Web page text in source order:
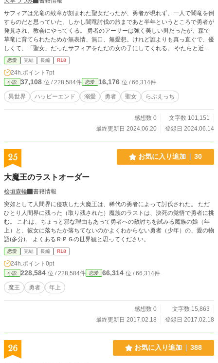
サフィアは光竜の紋章が刻まれた聖女だったが、勇者が現れず、一人で闇竜を倒
すものだと思っていた。しかし闇竜討伐の旅まであと半年というところで勇者が
発見され、教会にやってくる。 勇者のアーサーは強く美しい男だったが、森で
草竜に育てられたためか無表情、無口、無愛想。けれど誰よりも真っ直ぐで、優
しくて、「聖女」だったサフィアをただの女の子にしてくれる。 やたらと近く
スキンシップの激しいアーサーにどぎまぎしながらも、サフィアは彼に惹かれて
いく。しかし、勇者と聖女は王族と結婚するという決まりがあり……。 ＊純愛
ながらR18シーンは濃厚に、を目指しました。 ＊R18描写のあるお話には※が
ついています。
恋愛 完結 長編 R18
24h.ポイント 7pt
小説 37,108 位 / 228,584件 恋愛 16,176 位 / 66,314件
異世界 ハッピーエンド 溺愛 勇者 聖女 らぶえっち
感想数 0
文字数 101,151
最終更新日 2024.06.20
登録日 2024.06.14
25 お気に入り追加 30
大魔王のラストオーダー
桧垣森輪
書籍情報
突如として人間界に侵攻した大魔王は、稀代の勇者によって討伐された。 ただ
ひとり人間界に残った（取り残された）魔族のラストは、決死の覚悟で勇者に挑
む。 これは、ちょっと邪な理由もあって勇者への敵討ちを試みる魔族の娘（年
上）と、彼女に落ちたか落ちてないのかよくわからない勇者（少年）の、愛の物
語(多分)。 よくあるＲＰＧの世界観と思ってください。
恋愛 完結 長編 R18
24h.ポイント 0pt
小説 228,584 位 / 228,584件 恋愛 66,314 位 / 66,314件
魔王 勇者 年上
感想数 0
文字数 15,863
最終更新日 2017.02.18
登録日 2017.02.18
26 お気に入り追加 388